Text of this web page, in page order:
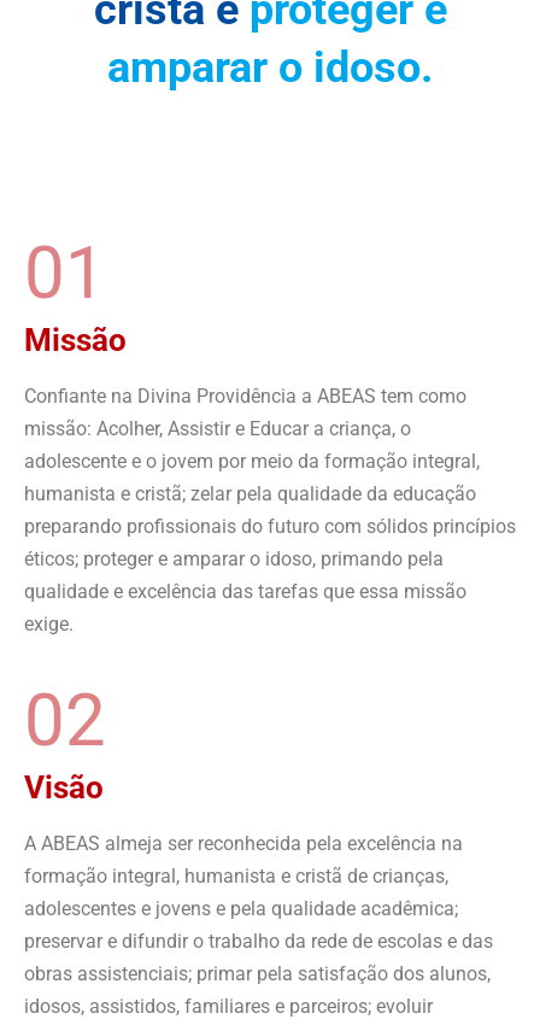
amparar o idoso.
Missão
01
Confiante na Divina Providência a ABEAS tem como
missão: Acolher, Assistir e Educar a criança, o
adolescente e o jovem por meio da formação integral,
humanista e cristã; zelar pela qualidade da educação
preparando profissionais do futuro com sólidos princípios
éticos; proteger e amparar o idoso, primando pela
qualidade e excelência das tarefas que essa missão
exige.
Visão
02
A ABEAS almeja ser reconhecida pela excelência na
formação integral, humanista e cristã de crianças,
adolescentes e jovens e pela qualidade acadêmica;
preservar e difundir o trabalho da rede de escolas e das
obras assistenciais; primar pela satisfação dos alunos,
idosos, assistidos, familiares e parceiros; evoluir